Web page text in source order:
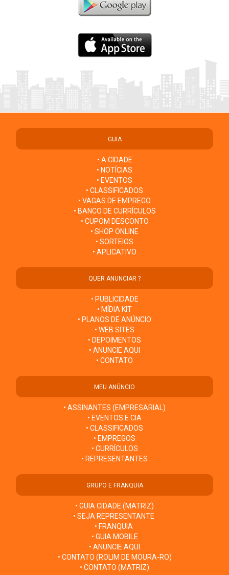
GUIA
• A CIDADE
• NOTÍCIAS
• EVENTOS
• CLASSIFICADOS
• VAGAS DE EMPREGO
• BANCO DE CURRÍCULOS
• CUPOM DESCONTO
• SHOP ONLINE
• SORTEIOS
• APLICATIVO
QUER ANUNCIAR ?
• PUBLICIDADE
• MÍDIA KIT
• PLANOS DE ANÚNCIO
• WEB SITES
• DEPOIMENTOS
• ANUNCIE AQUI
• CONTATO
MEU ANÚNCIO
• ASSINANTES (EMPRESARIAL)
• EVENTOS E CIA
• CLASSIFICADOS
• EMPREGOS
• CURRÍCULOS
• REPRESENTANTES
GRUPO E FRANQUIA
• GUIA CIDADE (MATRIZ)
• SEJA REPRESENTANTE
• FRANQUIA
• GUIA MOBILE
• ANUNCIE AQUI
• CONTATO (ROLIM DE MOURA-RO)
• CONTATO (MATRIZ)